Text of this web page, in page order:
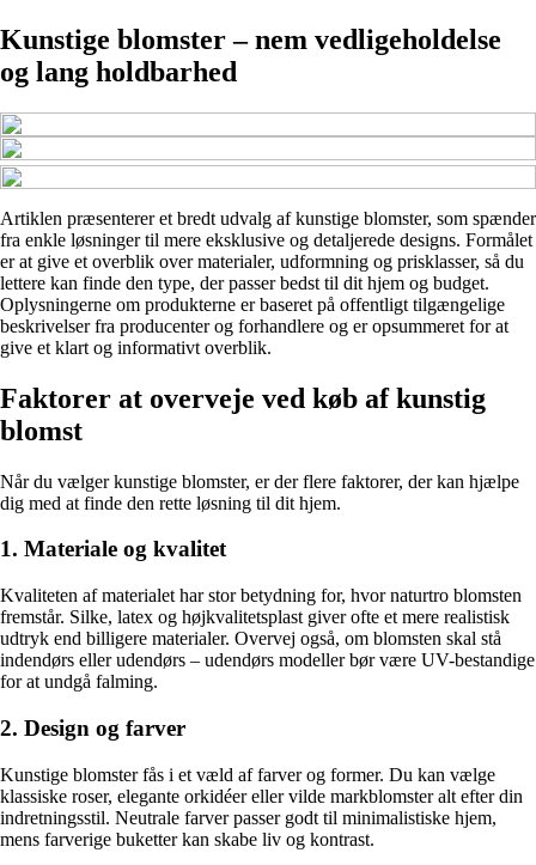
Kunstige blomster – nem vedligeholdelse
og lang holdbarhed
Artiklen præsenterer et bredt udvalg af kunstige blomster, som spænder
fra enkle løsninger til mere eksklusive og detaljerede designs. Formålet
er at give et overblik over materialer, udformning og prisklasser, så du
lettere kan finde den type, der passer bedst til dit hjem og budget.
Oplysningerne om produkterne er baseret på offentligt tilgængelige
beskrivelser fra producenter og forhandlere og er opsummeret for at
give et klart og informativt overblik.
Faktorer at overveje ved køb af kunstig
blomst
Når du vælger kunstige blomster, er der flere faktorer, der kan hjælpe
dig med at finde den rette løsning til dit hjem.
1. Materiale og kvalitet
Kvaliteten af materialet har stor betydning for, hvor naturtro blomsten
fremstår. Silke, latex og højkvalitetsplast giver ofte et mere realistisk
udtryk end billigere materialer. Overvej også, om blomsten skal stå
indendørs eller udendørs – udendørs modeller bør være UV-bestandige
for at undgå falming.
2. Design og farver
Kunstige blomster fås i et væld af farver og former. Du kan vælge
klassiske roser, elegante orkidéer eller vilde markblomster alt efter din
indretningsstil. Neutrale farver passer godt til minimalistiske hjem,
mens farverige buketter kan skabe liv og kontrast.